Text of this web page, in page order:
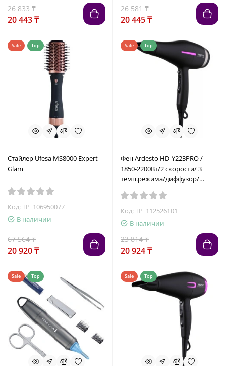
26 833 ₸
20 443 ₸
26 581 ₸
20 445 ₸
Sale Top
Стайлер Ufesa MS8000 Expert
Glam
Код: TP_106950077
В наличии
67 564 ₸
20 920 ₸
Sale Top
Фен Ardesto HD-Y223PRO /
1850-2200Вт/2 скорости/ 3
темп.режима/диффузор/
Код: TP_112526101
В наличии
23 814 ₸
20 924 ₸
Sale Top Sale Top